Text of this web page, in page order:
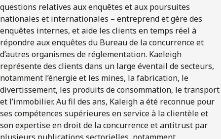
questions relatives aux enquêtes et aux poursuites
nationales et internationales – entreprend et gère des
enquêtes internes, et aide les clients en temps réel à
répondre aux enquêtes du Bureau de la concurrence et
d’autres organismes de réglementation. Kaeleigh
représente des clients dans un large éventail de secteurs,
notamment l’énergie et les mines, la fabrication, le
divertissement, les produits de consommation, le transport
et l’immobilier. Au fil des ans, Kaleigh a été reconnue pour
ses compétences supérieures en service à la clientèle et
son expertise en droit de la concurrence et antitrust par